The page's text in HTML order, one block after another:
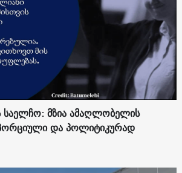
საელჩო: მზია ამაღლობელის
და პოლიტიკურად